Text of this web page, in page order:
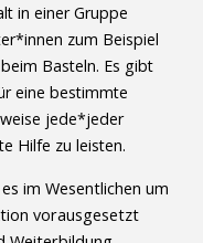
in einer Gruppe
zum Beispiel
Basteln. Es gibt
eine bestimmte
jede*jeder
Hilfe zu leisten.
im Wesentlichen um
vorausgesetzt